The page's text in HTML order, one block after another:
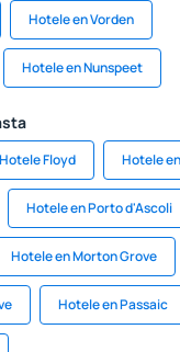
Hotele en Vorden
Hotele en Nunspeet
Hotele Floyd Hotele
Hotele en Porto d'Ascoli
Hotele en Morton Grove
Hotele en Passaic